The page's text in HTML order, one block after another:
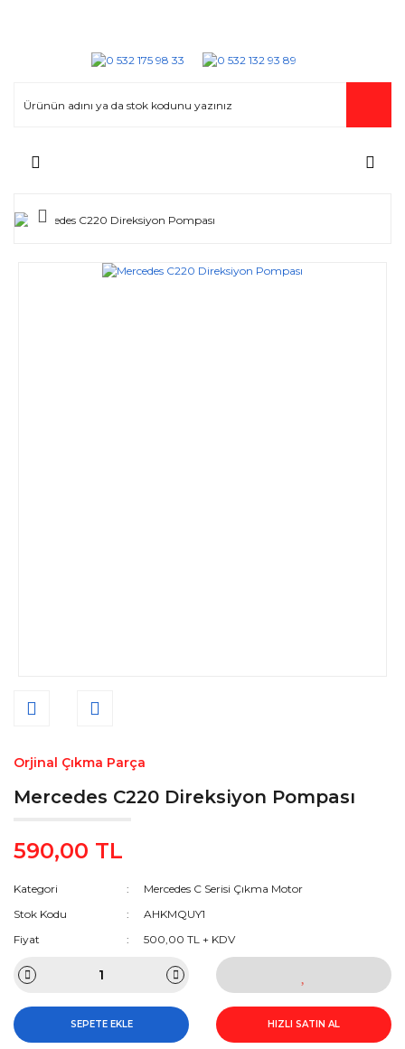
Orjinal Çıkma Parça
Mercedes C220 Direksiyon Pompası
590,00 TL
Kategori
Mercedes C Serisi Çıkma Motor
Stok Kodu
AHKMQUY1
Fiyat
500,00 TL + KDV
SEPETE EKLE HIZLI SATIN AL